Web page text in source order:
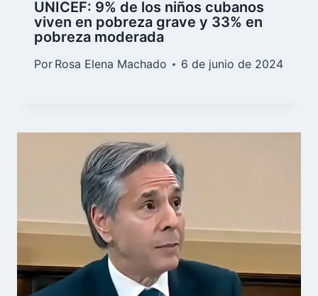
UNICEF: 9% de los niños cubanos
viven en pobreza grave y 33% en
pobreza moderada
Por Rosa Elena Machado 6 de junio de 2024